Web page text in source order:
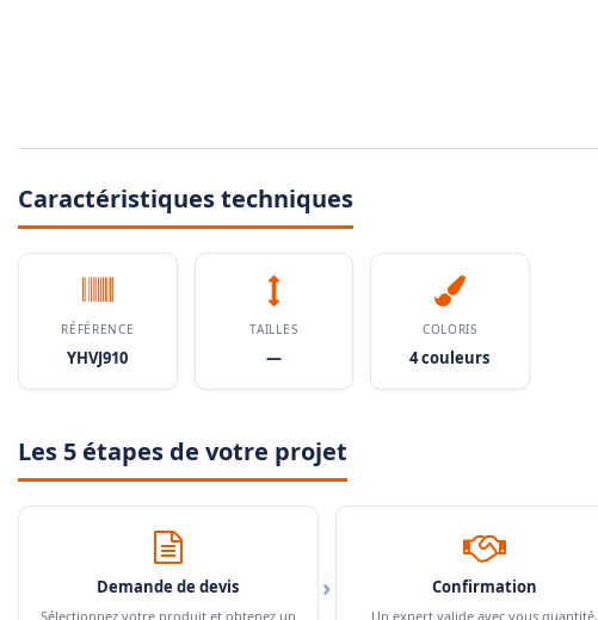
Caractéristiques techniques
RÉFÉRENCE
YHVJ910
TAILLES
—
COLORIS
4 couleurs
Les 5 étapes de votre projet
Demande de devis
Sélectionnez votre produit et obtenez un
› Confirmation
Un expert valide avec vous quantité,